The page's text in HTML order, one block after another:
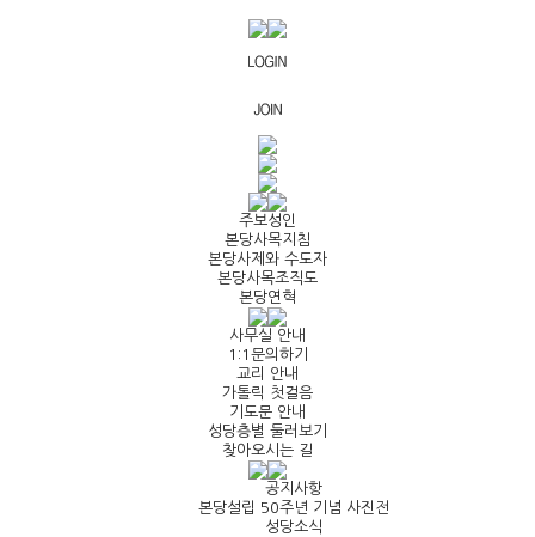
주보성인
본당사목지침
본당사제와 수도자
본당사목조직도
본당연혁
사무실 안내
1:1문의하기
교리 안내
가톨릭 첫걸음
기도문 안내
성당층별 둘러보기
찾아오시는 길
공지사항
본당설립 50주년 기념 사진전
성당소식